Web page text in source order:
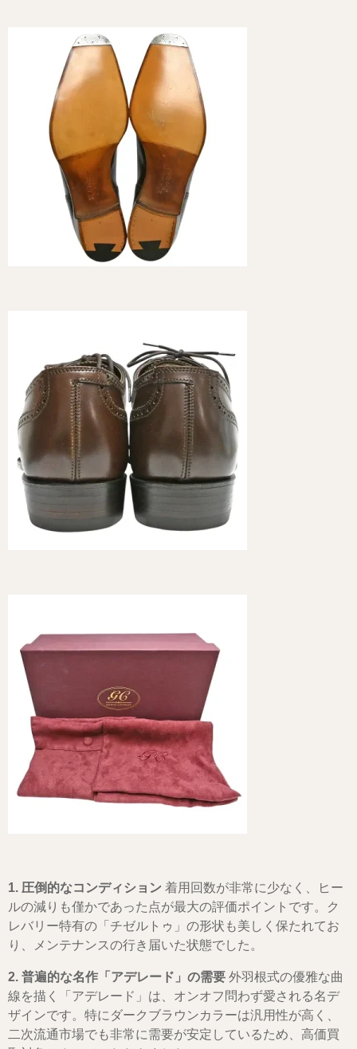
1. 圧倒的なコンディション 着用回数が非常に少なく、ヒー
ルの減りも僅かであった点が最大の評価ポイントです。ク
レバリー特有の「チゼルトゥ」の形状も美しく保たれてお
り、メンテナンスの行き届いた状態でした。
2. 普遍的な名作「アデレード」の需要 外羽根式の優雅な曲
線を描く「アデレード」は、オンオフ問わず愛される名デ
ザインです。特にダークブラウンカラーは汎用性が高く、
二次流通市場でも非常に需要が安定しているため、高価買